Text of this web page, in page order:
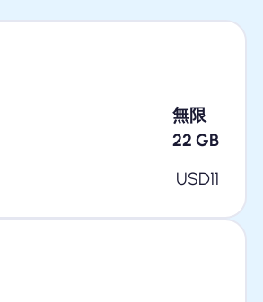
無限
22 GB
USD11